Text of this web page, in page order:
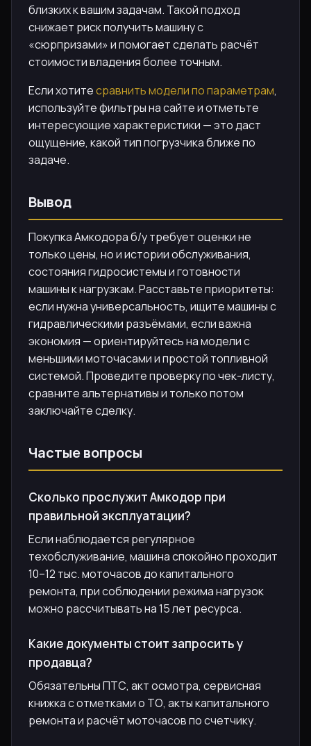
близких к вашим задачам. Такой подход
снижает риск получить машину с
«сюрпризами» и помогает сделать расчёт
стоимости владения более точным.
Если хотитесравнить модели по параметрам,
используйте фильтры на сайте и отметьте
интересующие характеристики — это даст
ощущение, какой тип погрузчика ближе по
задаче.
Вывод
Покупка Амкодора б/у требует оценки не
только цены, но и истории обслуживания,
состояния гидросистемы и готовности
машины к нагрузкам. Расставьте приоритеты:
если нужна универсальность, ищите машины с
гидравлическими разъёмами, если важна
экономия — ориентируйтесь на модели с
меньшими моточасами и простой топливной
системой. Проведите проверку по чек-листу,
сравните альтернативы и только потом
заключайте сделку.
Частые вопросы
Сколько прослужит Амкодор при
правильной эксплуатации?
Если наблюдается регулярное
техобслуживание, машина спокойно проходит
10–12 тыс. моточасов до капитального
ремонта, при соблюдении режима нагрузок
можно рассчитывать на 15 лет ресурса.
Какие документы стоит запросить у
продавца?
Обязательны ПТС, акт осмотра, сервисная
книжка с отметками о ТО, акты капитального
ремонта и расчёт моточасов по счетчику.